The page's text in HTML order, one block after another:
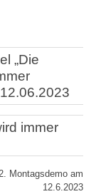
„Die
immer
Montagsdemo am
12.6.2023